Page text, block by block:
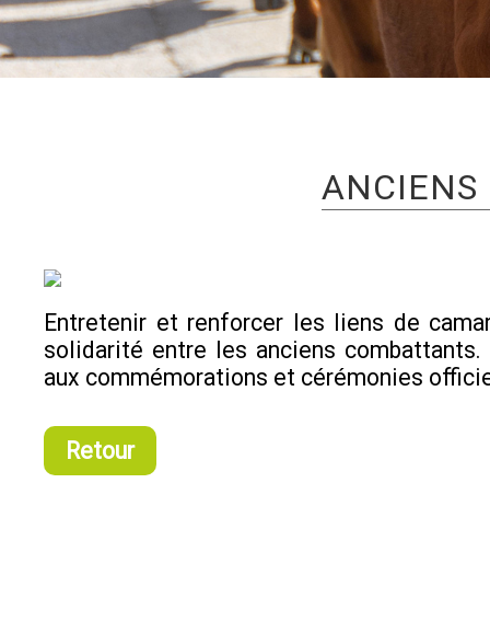
ANCIENS
Entretenir et renforcer les liens de
solidarité entre les anciens
aux commémorations et cérémonies
Retour